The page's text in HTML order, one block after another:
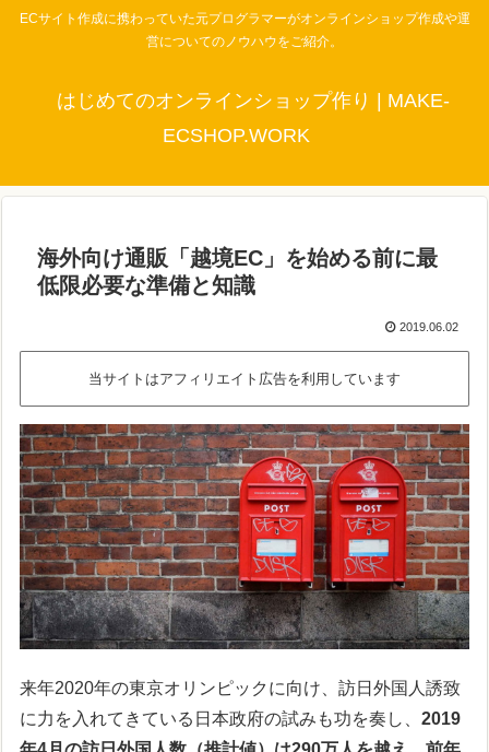
ECサイト作成に携わっていた元プログラマーがオンラインショップ作成や運
営についてのノウハウをご紹介。
はじめてのオンラインショップ作り | MAKE-
ECSHOP.WORK
海外向け通販「越境EC」を始める前に最
低限必要な準備と知識
2019.06.02
当サイトはアフィリエイト広告を利用しています
来年2020年の東京オリンピックに向け、訪日外国人誘致
に力を入れてきている日本政府の試みも功を奏し、2019